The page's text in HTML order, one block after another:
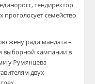
гендиректор
проголосует семейство
жену ради мандата –
выборной кампании в
у Румянцева
двух